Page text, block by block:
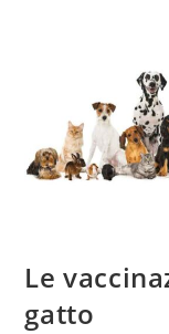
Le
gatto